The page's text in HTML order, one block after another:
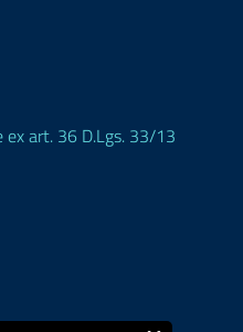
ex art. 36 D.Lgs. 33/13